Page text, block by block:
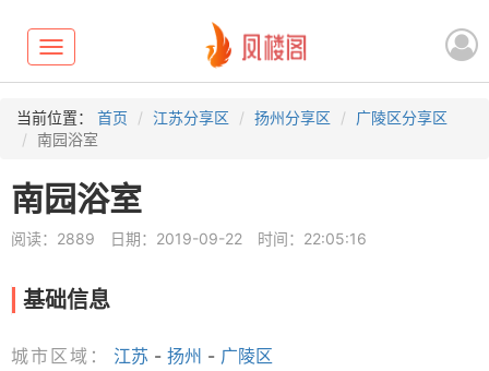
Toggle
navigation
当前位置： 首页 江苏分享区 扬州分享区
广陵区分享区
南园浴室
南园浴室
阅读：2889 日期：2019-09-22 时间：22:05:16
基础信息
城市区域： 江苏 - 扬州 - 广陵区